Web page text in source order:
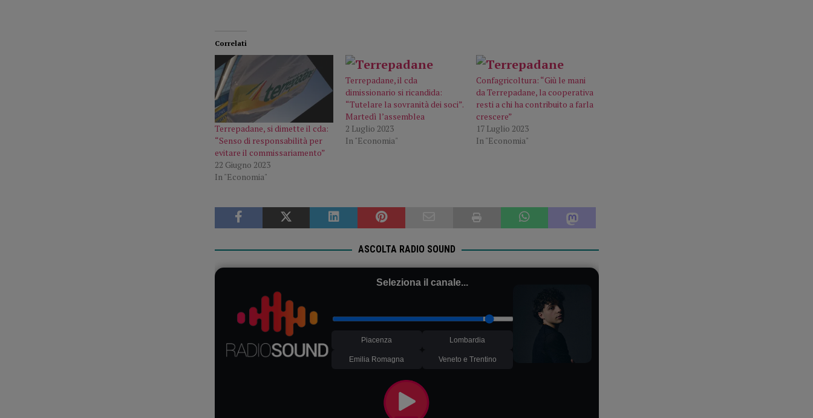
Correlati
Terrepadane, si dimette il cda:
“Senso di responsabilità per
evitare il commissariamento”
22 Giugno 2023
In "Economia"
Terrepadane, il cda
dimissionario si ricandida:
“Tutelare la sovranità dei soci”.
Martedì l’assemblea
2 Luglio 2023
In "Economia"
Confagricoltura: “Giù le mani
da Terrepadane, la cooperativa
resti a chi ha contribuito a farla
crescere”
17 Luglio 2023
In "Economia"
ASCOLTA RADIO SOUND
Seleziona il canale...
Piacenza Lombardia
Emilia Romagna Veneto e Trentino